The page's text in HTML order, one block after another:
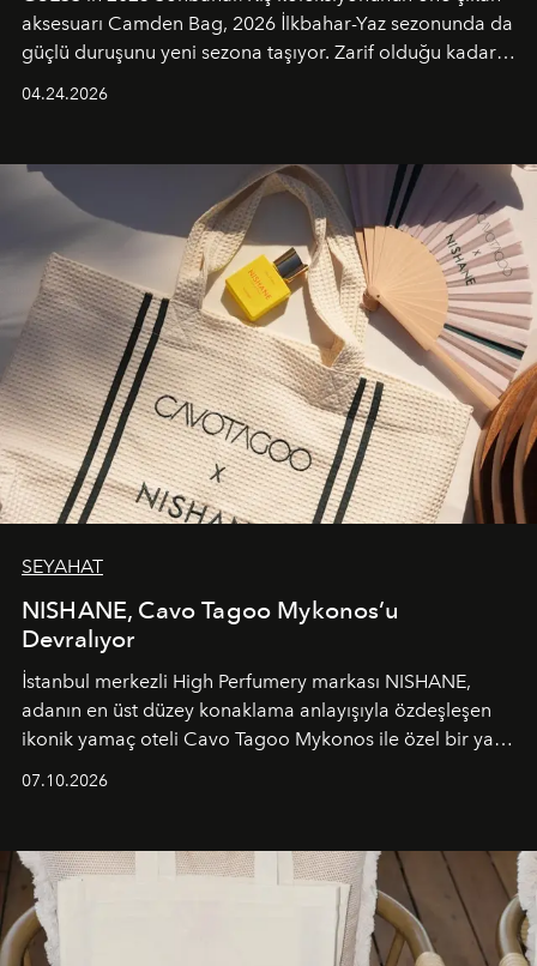
aksesuarı Camden Bag, 2026 İlkbahar-Yaz sezonunda da
güçlü duruşunu yeni sezona taşıyor. Zarif olduğu kadar
04.24.2026
SEYAHAT
NISHANE, Cavo Tagoo Mykonos’u
Devralıyor
İstanbul merkezli High Perfumery markası NISHANE,
adanın en üst düzey konaklama anlayışıyla özdeşleşen
ikonik yamaç oteli Cavo Tagoo Mykonos ile özel bir yaz
buluşturarak markanın Cavo Tagoo’daki varlığını
sürükleyici ve mevsime özel bir deneyime dönüştürüyor.
07.10.2026